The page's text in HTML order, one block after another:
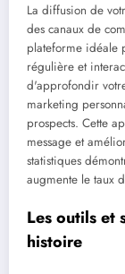
La diffusion de
des canaux de
plateforme idéale
régulière et
d'approfondir
marketing
prospects. Cette
message et
statistiques
augmente le taux
Les outils et
histoire